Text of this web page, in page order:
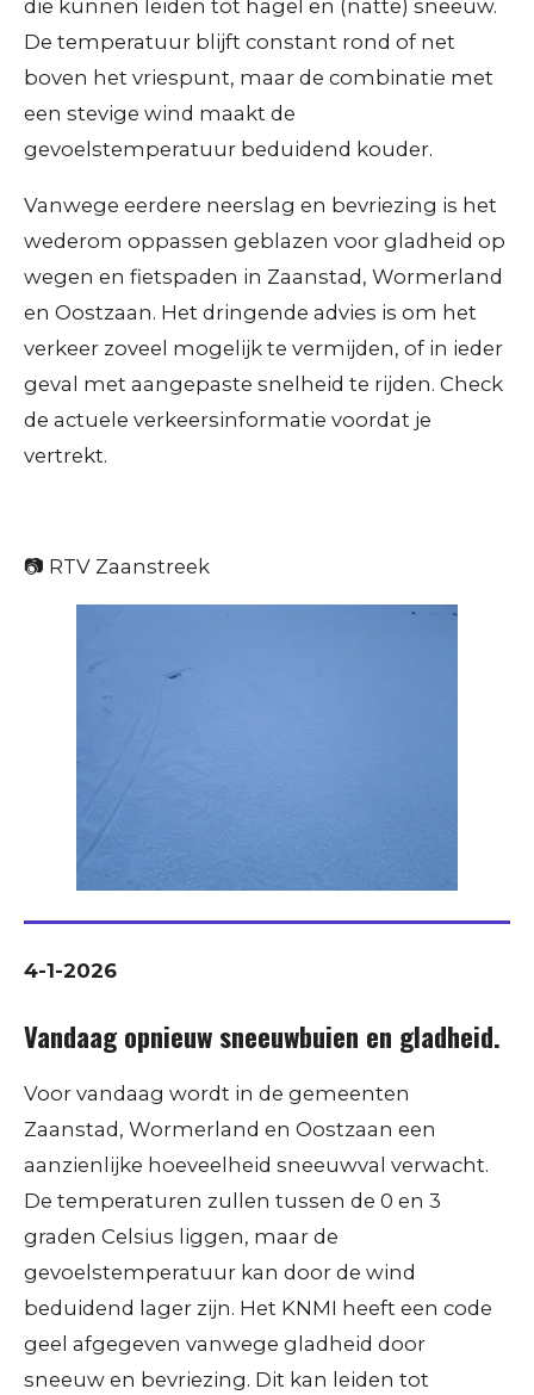
die kunnen leiden tot hagel en (natte) sneeuw.
De temperatuur blijft constant rond of net
boven het vriespunt, maar de combinatie met
een stevige wind maakt de
gevoelstemperatuur beduidend kouder.
​Vanwege eerdere neerslag en bevriezing is het
wederom oppassen geblazen voor gladheid op
wegen en fietspaden in Zaanstad, Wormerland
en Oostzaan. Het dringende advies is om het
verkeer zoveel mogelijk te vermijden, of in ieder
geval met aangepaste snelheid te rijden. Check
de actuele verkeersinformatie voordat je
vertrekt.
📷 RTV Zaanstreek
4-1-2026
Vandaag opnieuw sneeuwbuien en gladheid.
Voor vandaag wordt in de gemeenten
Zaanstad, Wormerland en Oostzaan een
aanzienlijke hoeveelheid sneeuwval verwacht.
De temperaturen zullen tussen de 0 en 3
graden Celsius liggen, maar de
gevoelstemperatuur kan door de wind
beduidend lager zijn. Het KNMI heeft een code
geel afgegeven vanwege gladheid door
sneeuw en bevriezing. Dit kan leiden tot